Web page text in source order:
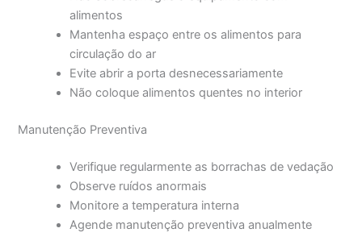
alimentos
Mantenha espaço entre os alimentos para
circulação do ar
Evite abrir a porta desnecessariamente
Não coloque alimentos quentes no interior
Manutenção Preventiva
Verifique regularmente as borrachas de vedação
Observe ruídos anormais
Monitore a temperatura interna
Agende manutenção preventiva anualmente